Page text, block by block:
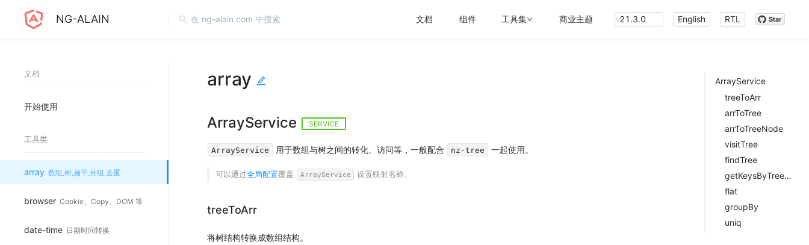
NG-ALAIN 文档 组件 工具集 商业主题 21.3.0 English RTL Star
文档
开始使用
工具类
array 数组,树,扁平,分组,去重
browser Cookie、Copy、DOM 等
date-time 日期时间转换
ArrayService
treeToArr
arrToTree
arrToTreeNode
visitTree
findTree
getKeysByTreeNode
flat
groupBy
uniq
array
ArrayService SERVICE
ArrayService 用于数组与树之间的转化、访问等，一般配合 nz-tree 一起使用。
可以通过全局配置覆盖 ArrayService 设置映射名称。
treeToArr
将树结构转换成数组结构。